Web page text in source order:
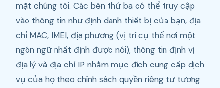
mặt chúng tôi. Các bên thứ ba có thể truy cập
vào thông tin như định danh thiết bị của bạn, địa
chỉ MAC, IMEI, địa phương (vị trí cụ thể nơi một
ngôn ngữ nhất định được nói), thông tin định vị
địa lý và địa chỉ IP nhằm mục đích cung cấp dịch
vụ của họ theo chính sách quyền riêng tư tương